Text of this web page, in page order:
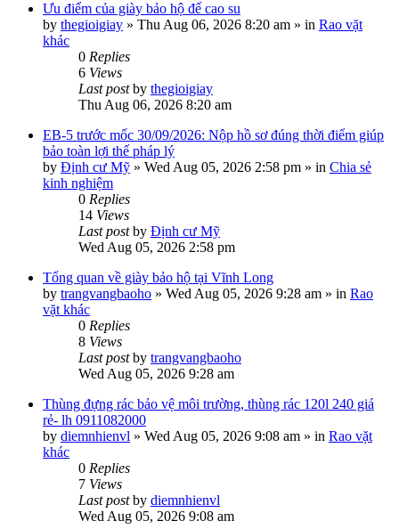
Ưu điểm của giày bảo hộ đế cao su
by thegioigiay » Thu Aug 06, 2026 8:20 am » in Rao vặt
khác
0 Replies
6 Views
Last postby thegioigiay
Thu Aug 06, 2026 8:20 am
EB-5 trước mốc 30/09/2026: Nộp hồ sơ đúng thời điểm giúp
bảo toàn lợi thế pháp lý
by Định cư Mỹ » Wed Aug 05, 2026 2:58 pm » in Chia sẻ
kinh nghiệm
0 Replies
14 Views
Last postby Định cư Mỹ
Wed Aug 05, 2026 2:58 pm
Tổng quan về giày bảo hộ tại Vĩnh Long
by trangvangbaoho » Wed Aug 05, 2026 9:28 am » in Rao
vặt khác
0 Replies
8 Views
Last postby trangvangbaoho
Wed Aug 05, 2026 9:28 am
Thùng đựng rác bảo vệ môi trường, thùng rác 120l 240 giá
rẻ- lh 0911082000
by diemnhienvl » Wed Aug 05, 2026 9:08 am » in Rao vặt
khác
0 Replies
7 Views
Last postby diemnhienvl
Wed Aug 05, 2026 9:08 am